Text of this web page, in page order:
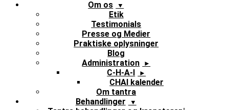
Om os
Etik
Testimonials
Presse og Medier
Praktiske oplysninger
Blog
Administration
C-H-A-I
CHAI kalender
Om tantra
Behandlinger